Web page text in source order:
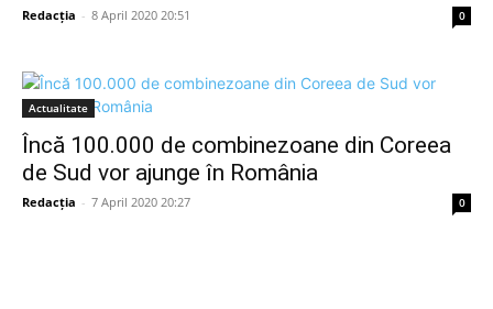
Redacția - 8 April 2020 20:51 0
Actualitate
Încă 100.000 de combinezoane din Coreea
de Sud vor ajunge în România
Redacția - 7 April 2020 20:27 0